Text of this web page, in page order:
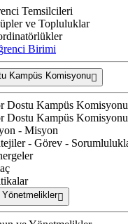
Temsilcileri
ve Topluluklar
Birimi
Kampüs Komisyonu
Dostu Kampüs
Dostu Kampüs Komisyonu
- Misyon
- Görev -
Yönetmelikler